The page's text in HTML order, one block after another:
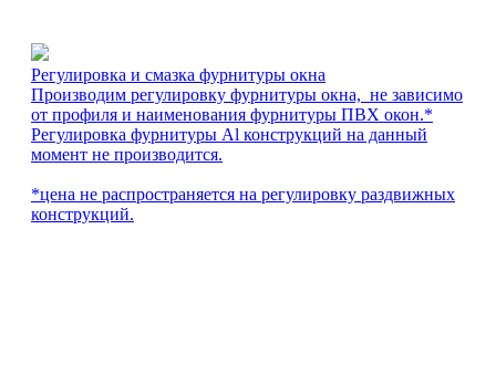
Регулировка и смазка фурнитуры окна
Производим регулировку фурнитуры окна, не зависимо
от профиля и наименования фурнитуры ПВХ окон.*
Регулировка фурнитуры Al конструкций на данный
момент не производится.
*цена не распространяется на регулировку раздвижных
конструкций.